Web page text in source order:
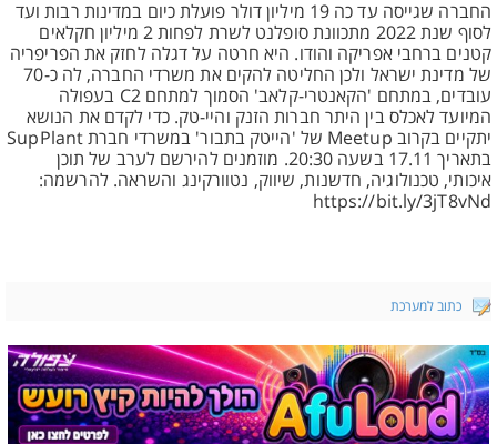
החברה שגייסה עד כה 19 מיליון דולר פועלת כיום במדינות רבות ועד
לסוף שנת 2022 מתכוונת סופלנט לשרת לפחות 2 מיליון חקלאים
קטנים ברחבי אפריקה והודו. היא חרטה על דגלה לחזק את הפריפריה
של מדינת ישראל ולכן החליטה להקים את משרדי החברה, לה כ-70
עובדים, במתחם 'הקאנטרי-קלאב' הסמוך למתחם C2 בעפולה
המיועד לאכלס בין היתר חברות הזנק והיי-טק. כדי לקדם את הנושא
יתקיים בקרוב Meetup של 'הייטק בתבור' במשרדי חברת SupPlant
בתאריך 17.11 בשעה 20:30. מוזמנים להירשם לערב של תוכן
איכותי, טכנולוגיה, חדשנות, שיווק, נטוורקינג והשראה. להרשמה:
https://bit.ly/3jT8vNd
כתוב למערכת